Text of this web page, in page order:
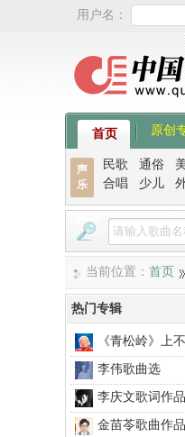
用户名：
首页 原创
声
乐
民歌 通俗
合唱
少儿
当前位置： 首页
热门专辑
《青松岭》上
李伟歌曲选
李庆文歌词作品
金苗苓歌曲作